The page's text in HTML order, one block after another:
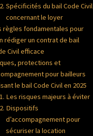
Spécificités du bail Code Civil
concernant le loyer
règles fondamentales pour
rédiger un contrat de bail
Civil efficace
protections et
pour bailleurs
le bail Code Civil en 2025
Les risques majeurs à éviter
Dispositifs
d’accompagnement pour
sécuriser la location